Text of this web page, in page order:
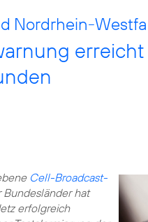
Nordrhein-
Cell-Broadcast-
hat
erfolgreich